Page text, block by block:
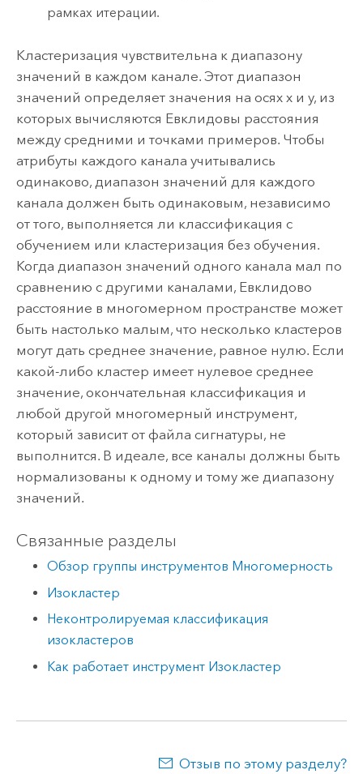
рамках итерации.
Кластеризация чувствительна к диапазону
значений в каждом канале. Этот диапазон
значений определяет значения на осях x и y, из
которых вычисляются Евклидовы расстояния
между средними и точками примеров. Чтобы
атрибуты каждого канала учитывались
одинаково, диапазон значений для каждого
канала должен быть одинаковым, независимо
от того, выполняется ли классификация с
обучением или кластеризация без обучения.
Когда диапазон значений одного канала мал по
сравнению с другими каналами, Евклидово
расстояние в многомерном пространстве может
быть настолько малым, что несколько кластеров
могут дать среднее значение, равное нулю. Если
какой-либо кластер имеет нулевое среднее
значение, окончательная классификация и
любой другой многомерный инструмент,
который зависит от файла сигнатуры, не
выполнится. В идеале, все каналы должны быть
нормализованы к одному и тому же диапазону
значений.
Связанные разделы
Обзор группы инструментов Многомерность
Изокластер
Неконтролируемая классификация
изокластеров
Как работает инструмент Изокластер
Отзыв по этому разделу?